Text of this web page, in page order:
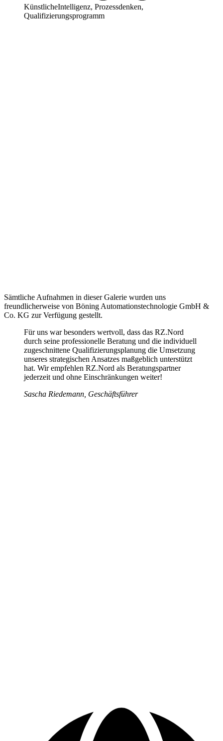
KünstlicheIntelligenz, Prozessdenken,
Qualifizierungsprogramm
Sämtliche Aufnahmen in dieser Galerie wurden uns
freundlicherweise von Böning Automationstechnologie GmbH &
Co. KG zur Verfügung gestellt.
Für uns war besonders wertvoll, dass das RZ.Nord
durch seine professionelle Beratung und die individuell
zugeschnittene Qualifizierungsplanung die Umsetzung
unseres strategischen Ansatzes maßgeblich unterstützt
hat. Wir empfehlen RZ.Nord als Beratungspartner
jederzeit und ohne Einschränkungen weiter!
Sascha Riedemann, Geschäftsführer